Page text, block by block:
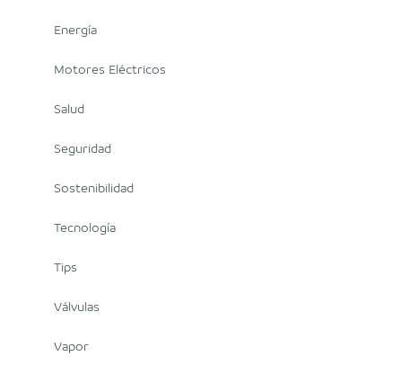
Energía
Motores Eléctricos
Salud
Seguridad
Sostenibilidad
Tecnología
Tips
Válvulas
Vapor